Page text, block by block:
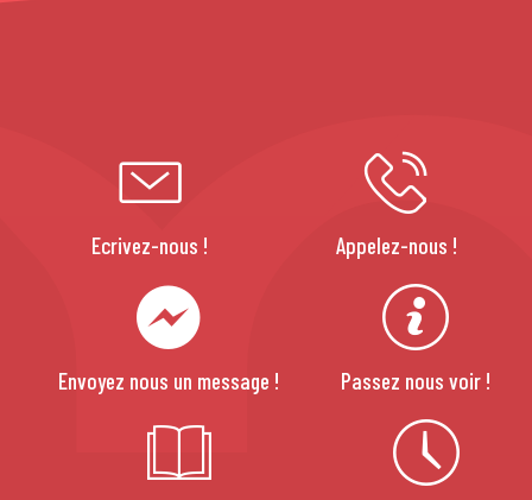
Ecrivez-nous ! Appelez-nous !
Envoyez nous un message ! Passez nous voir !